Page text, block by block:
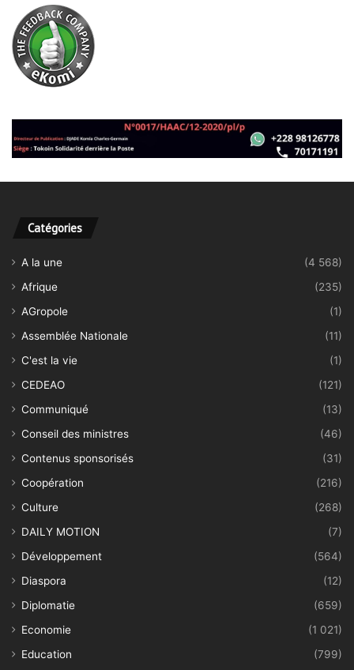
Catégories
A la une
(4 568)
Afrique
(235)
AGropole
(1)
Assemblée Nationale
(11)
C'est la vie
(1)
CEDEAO
(121)
Communiqué
(13)
Conseil des ministres
(46)
Contenus sponsorisés
(31)
Coopération
(216)
Culture
(268)
DAILY MOTION
(7)
Développement
(564)
Diaspora
(12)
Diplomatie
(659)
Economie
(1 021)
Education
(799)